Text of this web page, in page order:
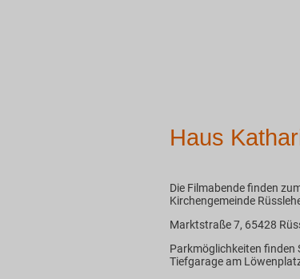
Haus
Die Filmabende finden
Kirchengemeinde
Marktstraße 7, 65428
Parkmöglichkeiten finden
Tiefgarage am